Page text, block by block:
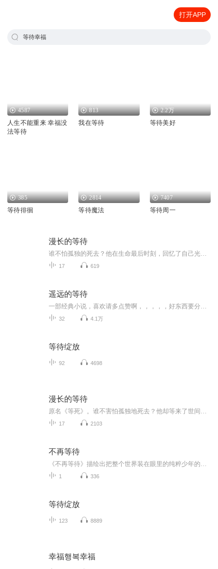
打开APP
等待幸福
4587
人生不能重来 幸福没
法等待
813
我在等待
2.2万
等待美好
385
等待徘徊
2814
等待魔法
7407
等待周一
漫长的等待
17 619
遥远的等待
32 4.1万
等待绽放
92 4698
漫长的等待
17 2103
不再等待
1 336
等待绽放
123 8889
幸福행복幸福